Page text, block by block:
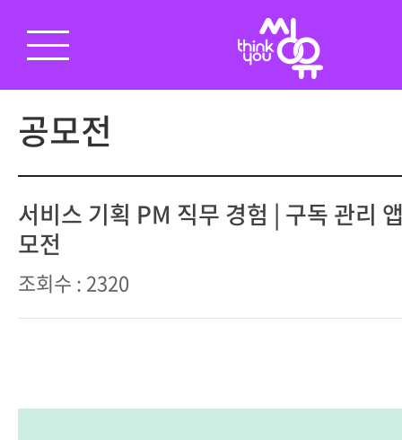
공모전
서비스 기획 PM 직무 경험 | 구독 관리
모전
조회수 : 2320